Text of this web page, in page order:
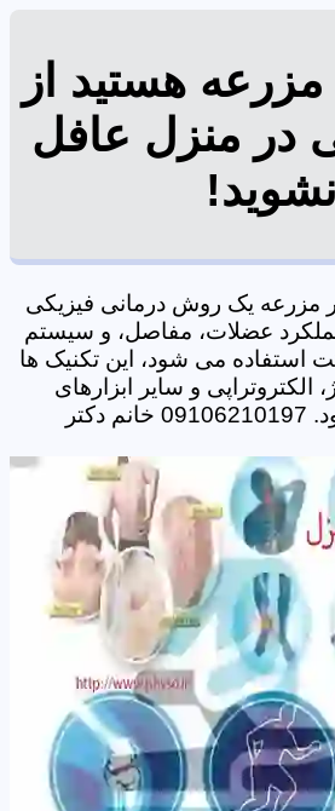
هستید از
در منزل عافل
نشوید!
مزرعه یک روش درمانی فیزیکی
عضلات، مفاصل، و سیستم
می شود، این تکنیک ها
الکتروتراپی و سایر ابزارهای
فیزیک درمانی می شود. 09106210197 خانم دکتر